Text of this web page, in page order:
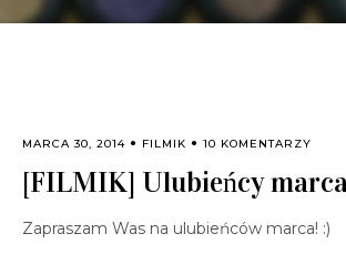
MARCA 30, 2014 FILMIK 10 KOMENTARZY
[FILMIK] Ulubieńcy
Zapraszam Was na ulubieńców marca! :)